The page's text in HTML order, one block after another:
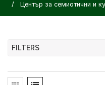
Център за семиотични и
FILTERS